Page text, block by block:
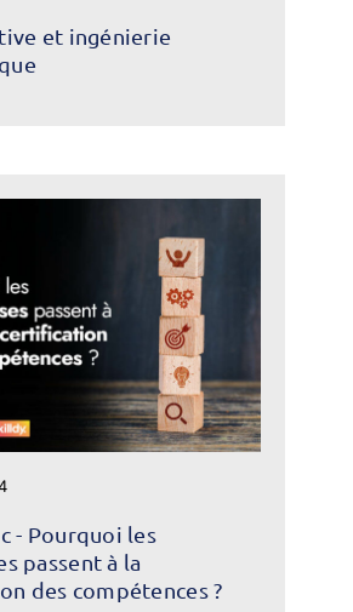
et ingénierie
- Pourquoi les
passent à la
des compétences ?